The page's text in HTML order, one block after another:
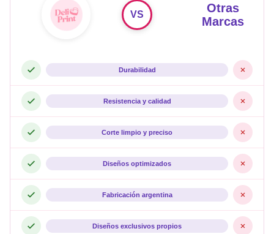
Otras
Marcas
VS
Durabilidad
Resistencia y calidad
Corte limpio y preciso
Diseños optimizados
Fabricación argentina
Diseños exclusivos propios